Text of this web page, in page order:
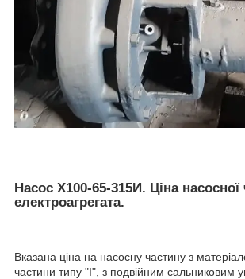
Насос Х100-65-315И. Ціна насосної
електроагрегата.
Вказана ціна на насосну частину з
частини типу "І", з подвійним сальниковим